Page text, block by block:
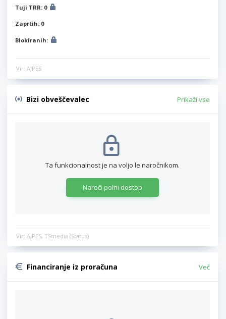
Tuji TRR: 0
Zaprtih: 0
Blokiranih:
Vir: AJPES
Bizi obveščevalec Prikaži vse
Ta funkcionalnost je na voljo le naročnikom.
Naroči polni dostop
Vir: AJPES, TSmedia (Status)
Financiranje iz proračuna Več